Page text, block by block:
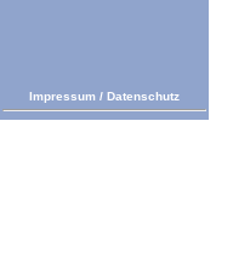
Impressum / Datenschutz